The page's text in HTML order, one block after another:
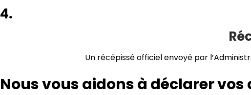
4.
Un récépissé officiel envoyé par
Nous vous aidons à déclarer